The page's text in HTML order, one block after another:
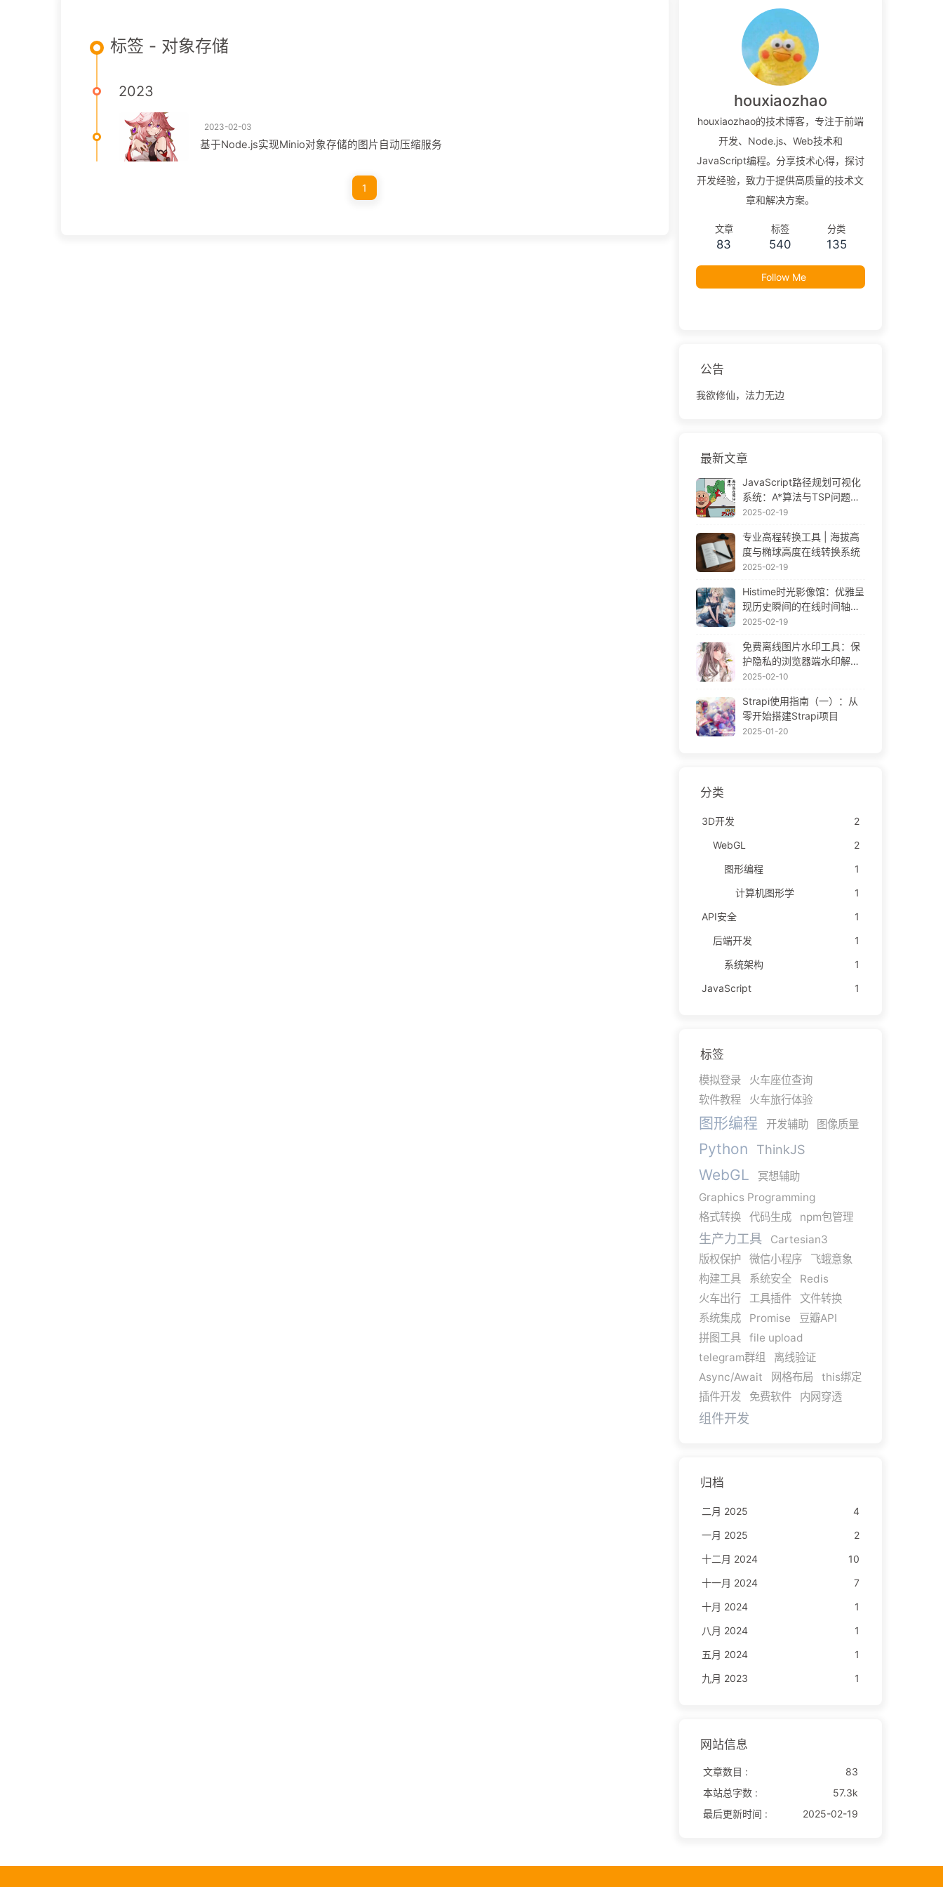
标签 - 对象存储
2023
2023-02-03
基于Node.js实现Minio对象存储的图片自动压缩服务
1
houxiaozhao
houxiaozhao的技术博客，专注于前端
开发、Node.js、Web技术和
JavaScript编程。分享技术心得，探讨
开发经验，致力于提供高质量的技术文
章和解决方案。
文章
83
标签
540
分类
135
Follow Me
公告
我欲修仙，法力无边
最新文章
JavaScript路径规划可视化
系统：A*算法与TSP问题解
决方案
2025-02-19
专业高程转换工具 | 海拔高
度与椭球高度在线转换系统
2025-02-19
Histime时光影像馆：优雅呈
现历史瞬间的在线时间轴相
册 | Historical Photo Timeli
2025-02-19
免费离线图片水印工具：保
护隐私的浏览器端水印解决
方案 | Free Offline Image
2025-02-10
Strapi使用指南（一）：从
零开始搭建Strapi项目
2025-01-20
分类
3D开发
2
WebGL
2
图形编程
1
计算机图形学
1
API安全
1
后端开发
1
系统架构
1
JavaScript
1
标签
模拟登录
火车座位查询
软件教程
火车旅行体验
图形编程 开发辅助 图像质量
Python ThinkJS
WebGL
冥想辅助
Graphics Programming
格式转换
代码生成 npm包管理
生产力工具
Cartesian3
版权保护
微信小程序
飞蛾意象
构建工具
系统安全
Redis
火车出行
工具插件
文件转换
系统集成
Promise
豆瓣API
拼图工具
file upload
telegram群组
离线验证
Async/Await
网格布局
this绑定
插件开发
免费软件 内网穿透
组件开发
归档
二月 2025
4
一月 2025
2
十二月 2024
10
十一月 2024
7
十月 2024
1
八月 2024
1
五月 2024
1
九月 2023
1
网站信息
文章数目 :
83
本站总字数 :
57.3k
最后更新时间 :
2025-02-19